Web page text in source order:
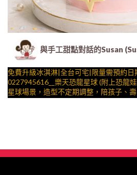
與手工甜點對話的Susan
免費升級冰淇淋|全台可宅|限量需預約日
0227945616__樂天恐龍星球 (附上恐龍
星球場景，造型不定期調整，陪孩子、